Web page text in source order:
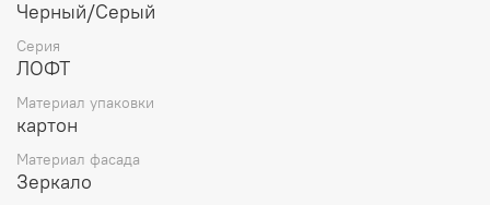
Черный/Серый
Серия
ЛОФТ
Материал упаковки
картон
Материал фасада
Зеркало